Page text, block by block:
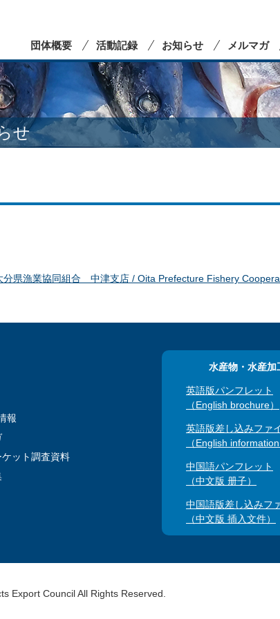
団体概要 活動記録 お知らせ メルマガ
せ
分県漁業協同組合 中津支店 / Oita Prefecture Fishery
報
ット調査資料
水産物・水産加
英語版パンフレット
（English brochure）
英語版差し込みファ
（English
中国語パンフレット
（中文版 册子）
中国語版差し込みフ
（中文版 插入文件）
Export Council All Rights Reserved.